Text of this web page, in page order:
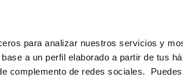
para analizar nuestros servicios y
a un perfil elaborado a partir de tus
complemento de redes sociales.